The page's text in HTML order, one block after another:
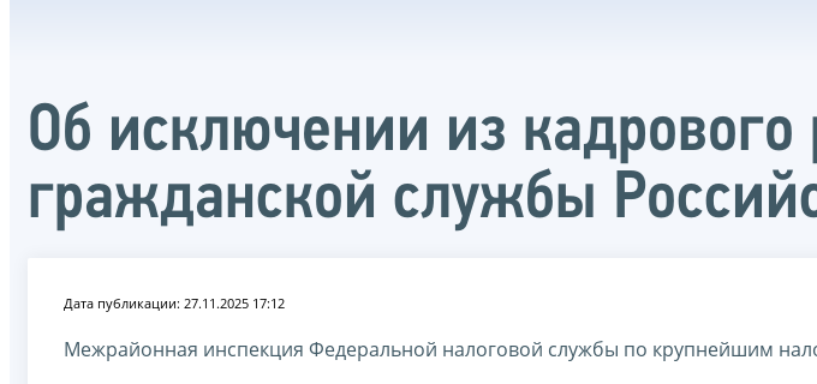
Об исключении из кадрового
гражданской службы
Дата публикации: 27.11.2025 17:12
Межрайонная инспекция Федеральной налоговой службы по крупнейшим